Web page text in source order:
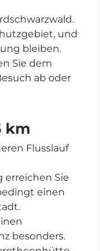
und
bleiben.
Sie dem
ab oder
km
Flusslauf
erreichen Sie
einen
besonders.